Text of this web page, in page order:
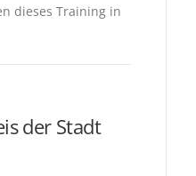
dieses Training in
der Stadt